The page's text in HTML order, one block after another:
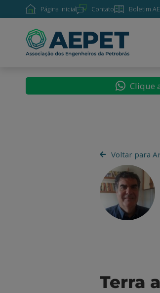
Página inicial Contato Boletim
Clique
Voltar para
Terra